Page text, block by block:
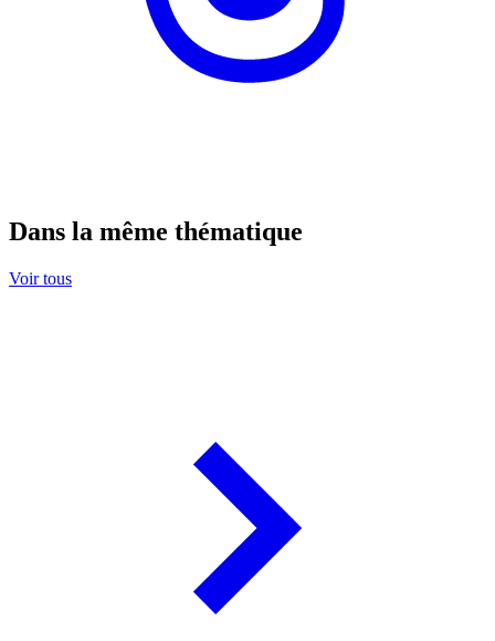
Dans la même thématique
Voir tous